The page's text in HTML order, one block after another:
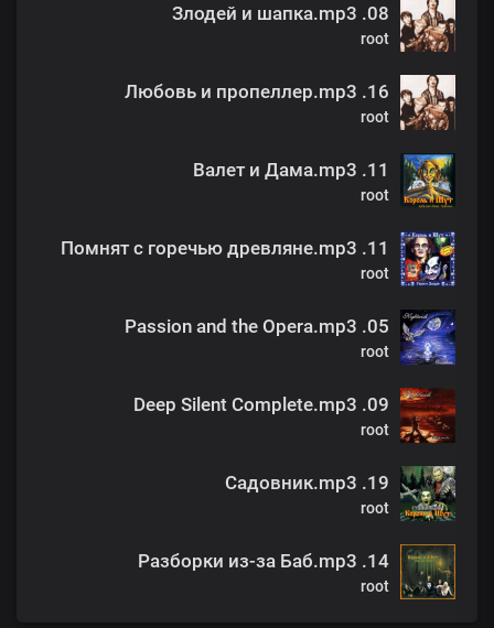
08. Злодей и шапка.mp3
root
16. Любовь и пропеллер.mp3
root
11. Валет и Дама.mp3
root
11. Помнят с горечью древляне.mp3
root
05. Passion and the Opera.mp3
root
09. Deep Silent Complete.mp3
root
19. Садовник.mp3
root
14. Разборки из-за Баб.mp3
root